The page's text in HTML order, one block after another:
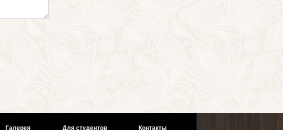
Галерея Для студентов Контакты